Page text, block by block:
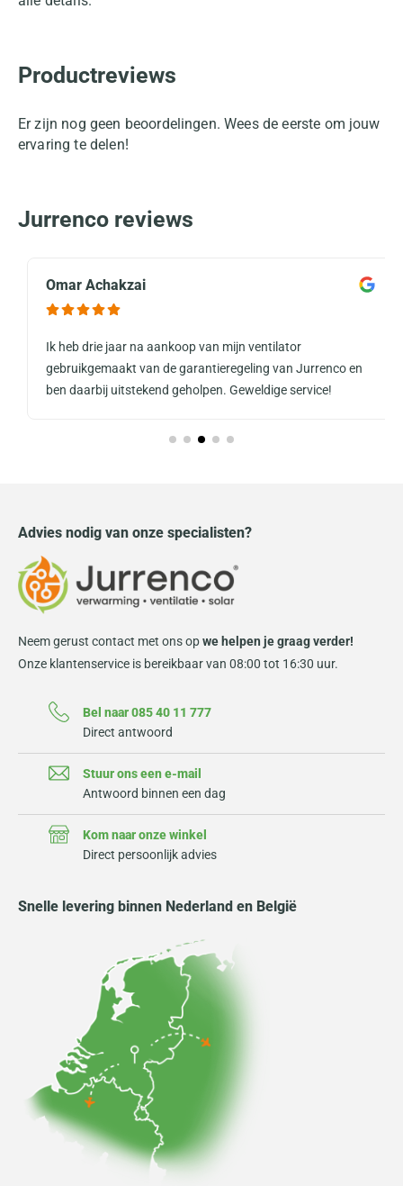
Productreviews
Er zijn nog geen beoordelingen. Wees de eerste om jouw
ervaring te delen!
Jurrenco reviews
Omar Achakzai
Ik heb drie jaar na aankoop van mijn ventilator
gebruikgemaakt van de garantieregeling van Jurrenco en
ben daarbij uitstekend geholpen. Geweldige service!
Advies nodig van onze specialisten?
Neem gerust contact met ons opwe helpen je graag verder!
Onze klantenservice is bereikbaar van 08:00 tot 16:30 uur.
Bel naar 085 40 11 777
Direct antwoord
Stuur ons een e-mail
Antwoord binnen een dag
Kom naar onze winkel
Direct persoonlijk advies
Snelle levering binnen Nederland en België